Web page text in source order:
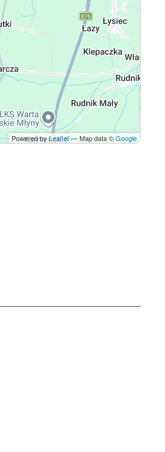
Powered byLeaflet— Map data ©Google